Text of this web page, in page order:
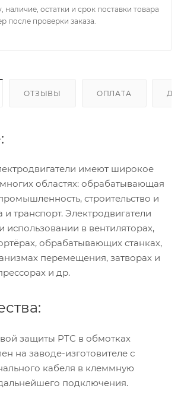
наличие, остатки и срок поставки товара
после проверки заказа.
ОТЗЫВЫ ОПЛАТА
имеют широкое
областях: обрабатывающая
строительство и
транспорт. Электродвигатели
в вентиляторах,
обрабатывающих станках,
перемещения, затворах и
и др.
защиты PTC в обмотках
на заводе-изготовителе с
кабеля в клеммную
подключения.